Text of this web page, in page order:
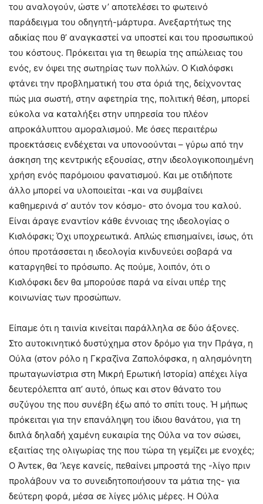
του αναλογούν, ώστε ν’ αποτελέσει το φωτεινό
παράδειγμα του οδηγητή-μάρτυρα. Ανεξαρτήτως της
αδικίας που θ’ αναγκαστεί να υποστεί και του προσωπικού
του κόστους. Πρόκειται για τη θεωρία της απώλειας του
ενός, εν όψει της σωτηρίας των πολλών. Ο Κισλόφσκι
φτάνει την προβληματική του στα όριά της, δείχνοντας
πώς μια σωστή, στην αφετηρία της, πολιτική θέση, μπορεί
εύκολα να καταλήξει στην υπηρεσία του πλέον
απροκάλυπτου αμοραλισμού. Με όσες περαιτέρω
προεκτάσεις ενδέχεται να υπονοούνται – γύρω από την
άσκηση της κεντρικής εξουσίας, στην ιδεολογικοποιημένη
χρήση ενός παρόμοιου φανατισμού. Και με οτιδήποτε
άλλο μπορεί να υλοποιείται -και να συμβαίνει
καθημερινά σ’ αυτόν τον κόσμο- στο όνομα του καλού.
Είναι άραγε εναντίον κάθε έννοιας της ιδεολογίας ο
Κισλόφσκι; Όχι υποχρεωτικά. Απλώς επισημαίνει, ίσως, ότι
όπου προτάσσεται η ιδεολογία κινδυνεύει σοβαρά να
καταργηθεί το πρόσωπο. Ας πούμε, λοιπόν, ότι ο
Κισλόφσκι δεν θα μπορούσε παρά να είναι υπέρ της
κοινωνίας των προσώπων.
Είπαμε ότι η ταινία κινείται παράλληλα σε δύο άξονες.
Στο αυτοκινητικό δυστύχημα στον δρόμο για την Πράγα, η
Ούλα (στον ρόλο η Γκραζίνα Ζαπολόφσκα, η αλησμόνητη
πρωταγωνίστρια στη Μικρή Ερωτική Ιστορία) απέχει λίγα
δευτερόλεπτα απ’ αυτό, όπως και στον θάνατο του
συζύγου της που συνέβη έξω από το σπίτι τους. Ή μήπως
πρόκειται για την επανάληψη του ίδιου θανάτου, για τη
διπλά δηλαδή χαμένη ευκαιρία της Ούλα να τον σώσει,
εξαιτίας της ολιγωρίας της που τώρα τη γεμίζει με ενοχές;
Ο Άντεκ, θα ‘λεγε κανείς, πεθαίνει μπροστά της -λίγο πριν
προλάβουν να το συνειδητοποιήσουν τα μάτια της- για
δεύτερη φορά, μέσα σε λίγες μόλις μέρες. Η Ούλα